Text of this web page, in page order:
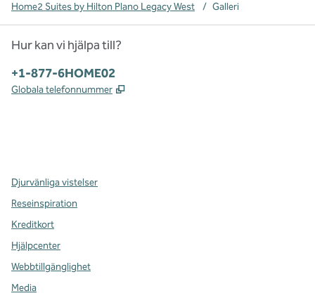
Home2 Suites by Hilton Plano Legacy West
/ Galleri
Hur kan vi hjälpa till?
Telefon:
+1-877-6HOME02
Globala telefonnummer ,
Djurvänliga vistelser
Reseinspiration
Kreditkort
Hjälpcenter
Webbtillgänglighet
Media